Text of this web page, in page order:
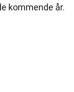
kommende år.